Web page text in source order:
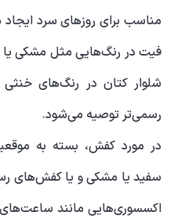
مناسب برای روزهای سرد
فیت در رنگ‌هایی مثل مشکی یا
شلوار کتان در رنگ‌های
رسمی‌تر توصیه می‌شود.
در مورد کفش، بسته به
سفید یا مشکی و یا کفش‌های
اکسسوری‌هایی مانند ساعت‌های